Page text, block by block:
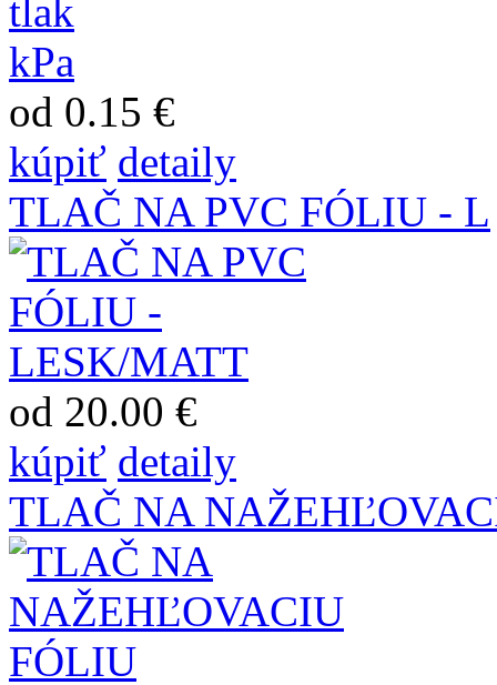
od 0.15 €
kúpiť detaily
TLAČ NA PVC FÓLIU - L
od 20.00 €
kúpiť detaily
TLAČ NA